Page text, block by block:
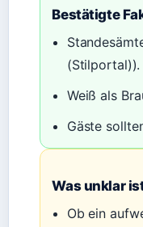
Bestätigte
(Stilportal)).
Weiß als
Gäste
Was unklar
Ob ein